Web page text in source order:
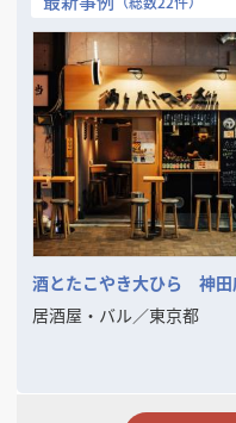
思います。
酒とたこやき大ひら 神田
居酒屋・バル／東京都